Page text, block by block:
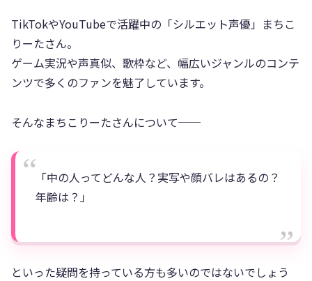
TikTokやYouTubeで活躍中の「シルエット声優」まちこ
りーたさん。
ゲーム実況や声真似、歌枠など、幅広いジャンルのコンテ
ンツで多くのファンを魅了しています。
そんなまちこりーたさんについて──
「中の人ってどんな人？実写や顔バレはあるの？
年齢は？」
といった疑問を持っている方も多いのではないでしょう